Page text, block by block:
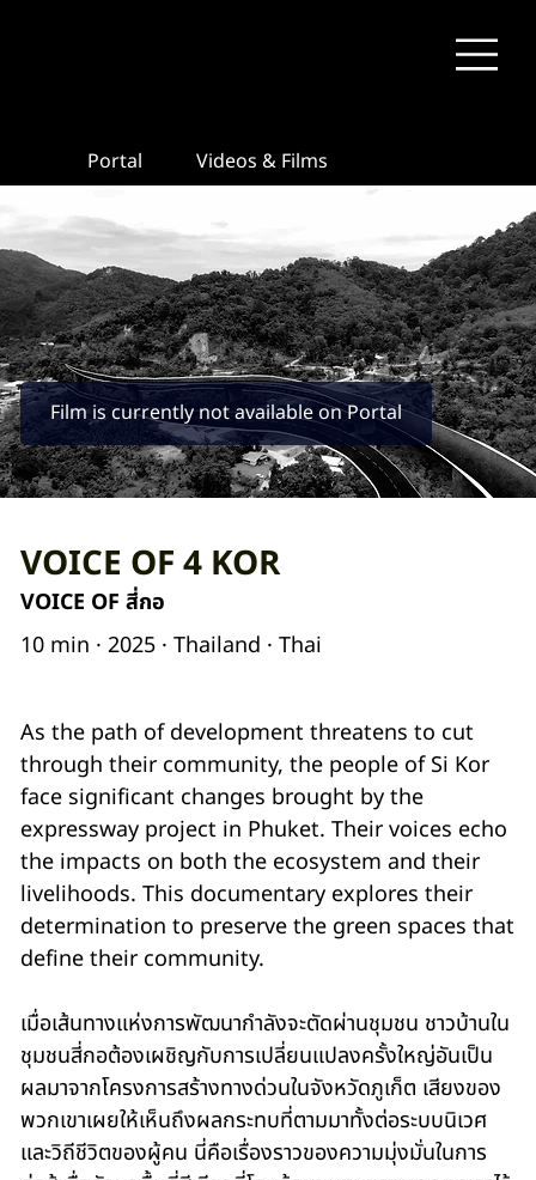
Film is currently not available on Portal
Portal Videos & Films
VOICE OF 4 KOR
VOICE OF สี่กอ
10 min · 2025 · Thailand · Thai
As the path of development threatens to cut
through their community, the people of Si Kor
face significant changes brought by the
expressway project in Phuket. Their voices echo
the impacts on both the ecosystem and their
livelihoods. This documentary explores their
determination to preserve the green spaces that
define their community.
เมื่อเส้นทางแห่งการพัฒนากำลังจะตัดผ่านชุมชน ชาวบ้านใน
ชุมชนสี่กอต้องเผชิญกับการเปลี่ยนแปลงครั้งใหญ่อันเป็น
ผลมาจากโครงการสร้างทางด่วนในจังหวัดภูเก็ต เสียงของ
พวกเขาเผยให้เห็นถึงผลกระทบที่ตามมาทั้งต่อระบบนิเวศ
และวิถีชีวิตของผู้คน นี่คือเรื่องราวของความมุ่งมั่นในการ